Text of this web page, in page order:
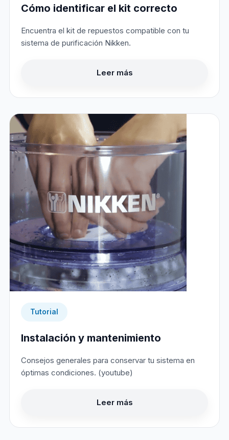
Cómo identificar el kit correcto
Encuentra el kit de repuestos compatible con tu
sistema de purificación Nikken.
Leer más
Tutorial
Instalación y mantenimiento
Consejos generales para conservar tu sistema en
óptimas condiciones. (youtube)
Leer más